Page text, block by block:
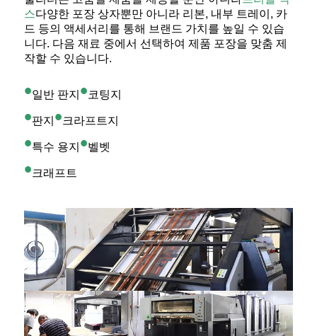
스다양한 포장 상자뿐만 아니라 리본, 내부 트레이, 카
드 등의 액세서리를 통해 브랜드 가치를 높일 수 있습
니다. 다음 재료 중에서 선택하여 제품 포장을 맞춤 제
작할 수 있습니다.
•일반 판지 •코팅지
•판지 •크라프트지
•특수 용지 •벨벳
•크래프트